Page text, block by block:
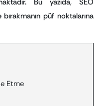
püf noktalarına
Etme